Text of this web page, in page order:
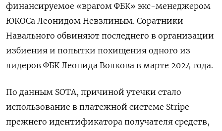
финансируемое «врагом ФБК» экс-менеджером
ЮКОСа Леонидом Невзлиным. Соратники
Навального обвиняют последнего в организации
избиения и попытки похищения одного из
лидеров ФБК Леонида Волкова в марте 2024 года.
По данным SOTA, причиной утечки стало
использование в платежной системе Stripe
прежнего идентификатора получателя средств,